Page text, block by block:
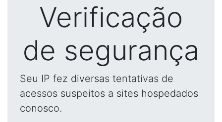
Verificação
de segurança
Seu IP fez diversas tentativas de
acessos suspeitos a sites hospedados
conosco.